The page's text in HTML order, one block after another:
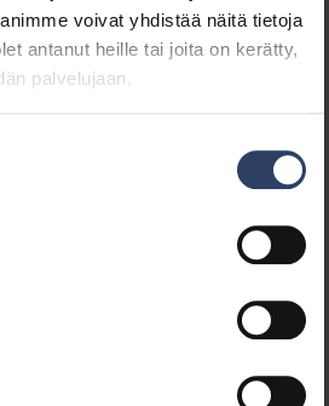
voivat yhdistää näitä tietoja
antanut heille tai joita on kerätty,
palvelujaan.
Kyllä
Ei